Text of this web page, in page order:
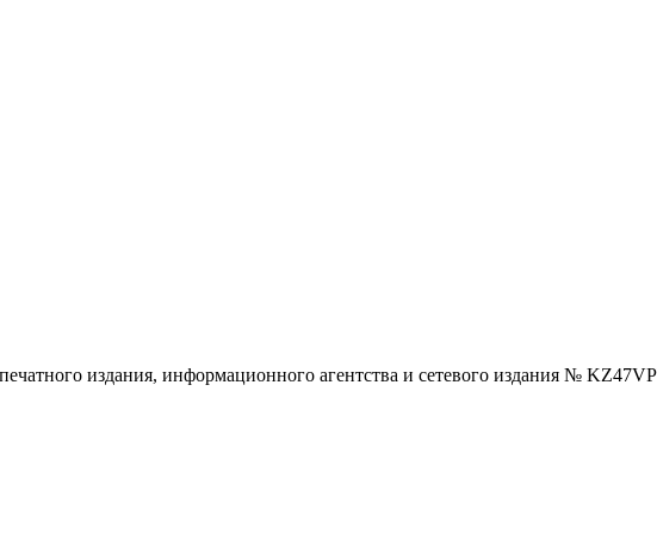
издания, информационного агентства и сетевого издания №